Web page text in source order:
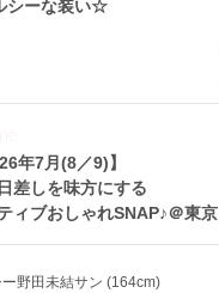
シーな装い☆
年7月(8／9)】
差しを味方にする
ィブおしゃれSNAP♪＠東京
ー野田未結サン (164cm)